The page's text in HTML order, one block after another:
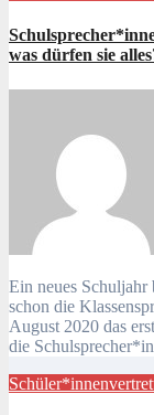
was dürfen sie
Ein neues Schuljahr beginnt und einige Klassen des MRG haben
schon die
August 2020 das
die